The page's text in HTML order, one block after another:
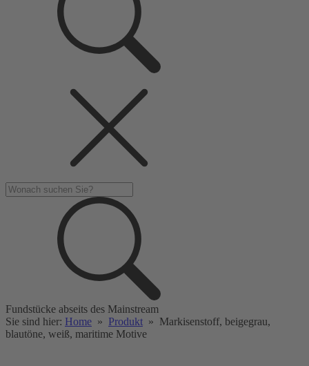
Fundstücke abseits des Mainstream
Sie sind hier: Home » Produkt » Markisenstoff, beigegrau,
blautöne, weiß, maritime Motive